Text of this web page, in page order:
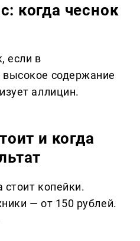
когда чеснок
если в
высокое содержание
аллицин.
и когда
стоит копейки.
— от 150 рублей.